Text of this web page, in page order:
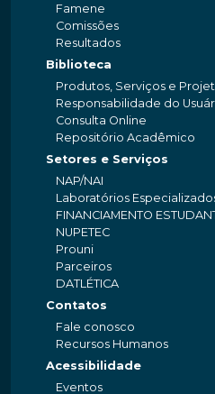
Famene
Comissões
Resultados
Biblioteca
Produtos, Serviços e
Responsabilidade do
Consulta Online
Repositório Acadêmico
Setores e Serviços
NAP/NAI
Laboratórios
FINANCIAMENTO
NUPETEC
Prouni
Parceiros
DATLÉTICA
Contatos
Fale conosco
Recursos Humanos
Acessibilidade
Eventos